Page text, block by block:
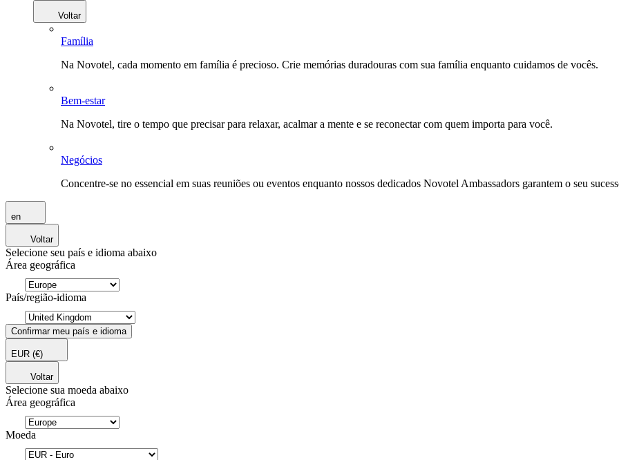
Voltar
Família
Na Novotel, cada momento em família é precioso. Crie memórias duradouras com sua família enquanto cuidamos de vocês.
Bem-estar
Na Novotel, tire o tempo que precisar para relaxar, acalmar a mente e se reconectar com quem importa para você.
Negócios
Concentre-se no essencial em suas reuniões ou eventos enquanto nossos dedicados Novotel Ambassadors garantem o seu
en
Voltar
Selecione seu país e idioma abaixo
Área geográfica
País/região-idioma
Confirmar meu país e idioma
EUR (€)
Voltar
Selecione sua moeda abaixo
Área geográfica
Moeda